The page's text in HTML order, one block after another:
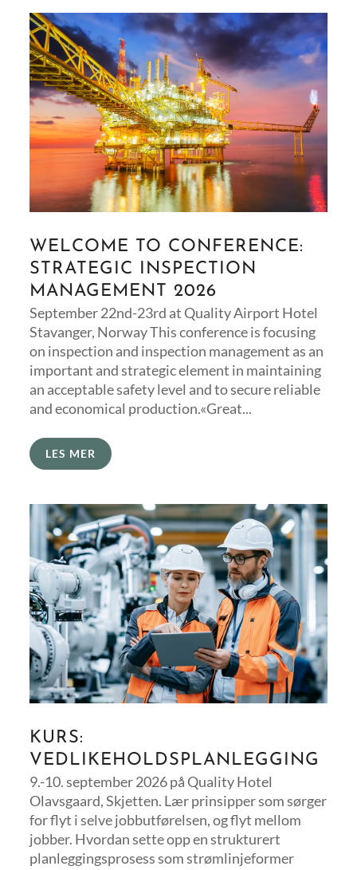
WELCOME TO CONFERENCE:
STRATEGIC INSPECTION
MANAGEMENT 2026
September 22nd-23rd at Quality Airport Hotel
Stavanger, Norway This conference is focusing
on inspection and inspection management as an
important and strategic element in maintaining
an acceptable safety level and to secure reliable
and economical production.«Great...
LES MER
KURS:
VEDLIKEHOLDSPLANLEGGING
9.-10. september 2026 på Quality Hotel
Olavsgaard, Skjetten. Lær prinsipper som sørger
for flyt i selve jobbutførelsen, og flyt mellom
jobber. Hvordan sette opp en strukturert
planleggingsprosess som strømlinjeformer